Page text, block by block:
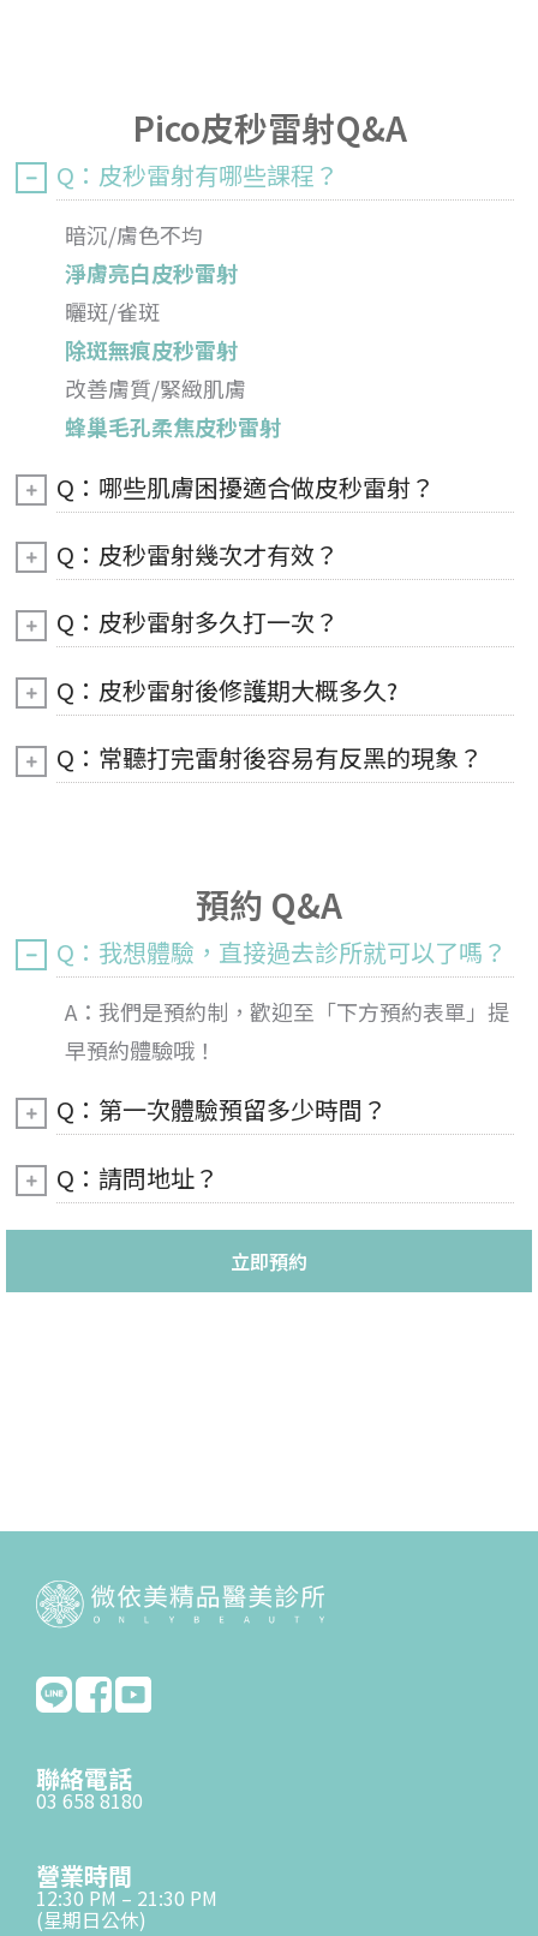
Pico皮秒雷射Q&A
Q：皮秒雷射有哪些課程？
暗沉/膚色不均
淨膚亮白皮秒雷射
曬斑/雀斑
除斑無痕皮秒雷射
改善膚質/緊緻肌膚
蜂巢毛孔柔焦皮秒雷射
Q：哪些肌膚困擾適合做皮秒雷射？
Q：皮秒雷射幾次才有效？
Q：皮秒雷射多久打一次？
Q：皮秒雷射後修護期大概多久?
Q：常聽打完雷射後容易有反黑的現象？
預約 Q&A
Q：我想體驗，直接過去診所就可以了嗎？
A：我們是預約制，歡迎至「下方預約表單」提
早預約體驗哦！
Q：第一次體驗預留多少時間？
Q：請問地址？
立即預約
聯絡電話
03 658 8180
營業時間
12:30 PM – 21:30 PM
(星期日公休)